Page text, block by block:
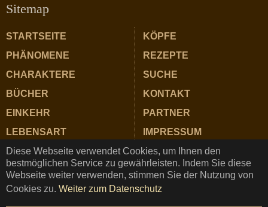
Diese Webseite verwendet Cookies, um Ihnen den
bestmöglichen Service zu gewährleisten. Indem Sie diese
Webseite weiter verwenden, stimmen Sie der Nutzung von
Cookies zu. Weiter zum Datenschutz
Sitemap
STARTSEITE
PHÄNOMENE
CHARAKTERE
BÜCHER
EINKEHR
LEBENSART
ZUTATEN
KÖPFE
REZEPTE
SUCHE
KONTAKT
PARTNER
IMPRESSUM
DATENSCHUTZ